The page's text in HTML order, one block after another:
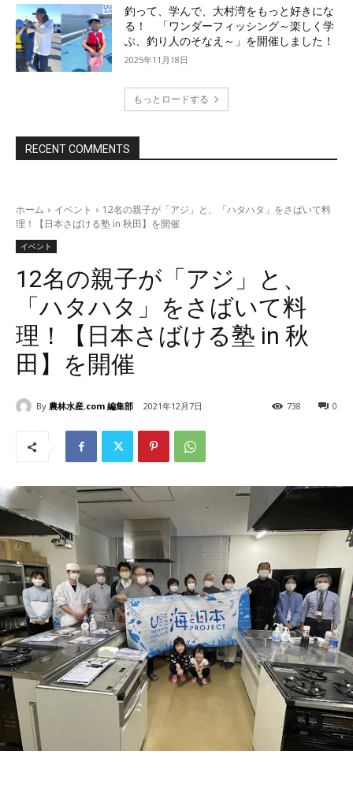
釣って、学んで、大村湾をもっと好きにな
る！ 「ワンダーフィッシング～楽しく学
ぶ、釣り人のそなえ～」を開催しました！
2025年11月18日
もっとロードする
RECENT COMMENTS